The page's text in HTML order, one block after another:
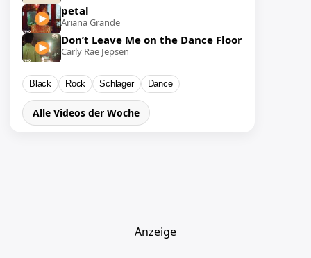
petal
Ariana Grande
Don’t Leave Me on the Dance Floor
Carly Rae Jepsen
Black Rock Schlager Dance
Alle Videos der Woche
Anzeige